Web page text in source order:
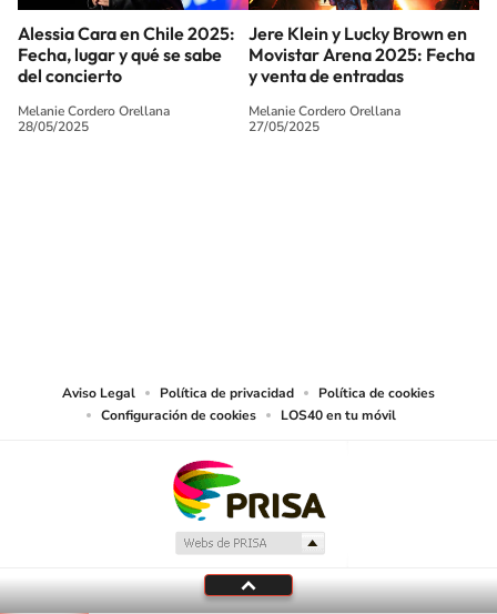
Alessia Cara en Chile 2025:
Fecha, lugar y qué se sabe
del concierto
Melanie Cordero Orellana
28/05/2025
Jere Klein y Lucky Brown en
Movistar Arena 2025: Fecha
y venta de entradas
Melanie Cordero Orellana
27/05/2025
Aviso Legal Política de privacidad
Política de cookies
Configuración de cookies
LOS40 en tu móvil